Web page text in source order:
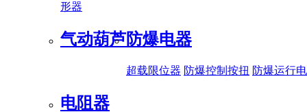
形器
气动葫芦防爆电器
超载限位器 防爆控制按扭 防爆运行
电阻器